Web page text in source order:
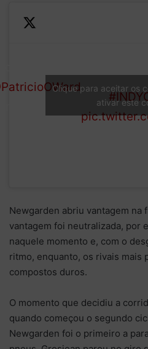
continue
field.
Clique para aceitar os
ativar este
Newgarden abriu vantagem na
vantagem foi neutralizada, por
naquele momento e, com o
ritmo, enquanto, os rivais mais
compostos duros.
O momento que decidiu a
quando começou o segundo
Newgarden foi o primeiro a